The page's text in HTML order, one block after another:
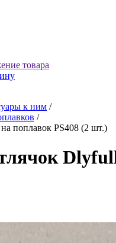
к ним /
/
поплавок PS408 (2 шт.)